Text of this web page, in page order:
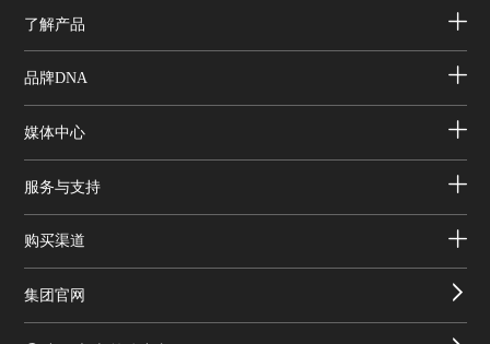
了解产品
品牌DNA
媒体中心
服务与支持
购买渠道
集团官网